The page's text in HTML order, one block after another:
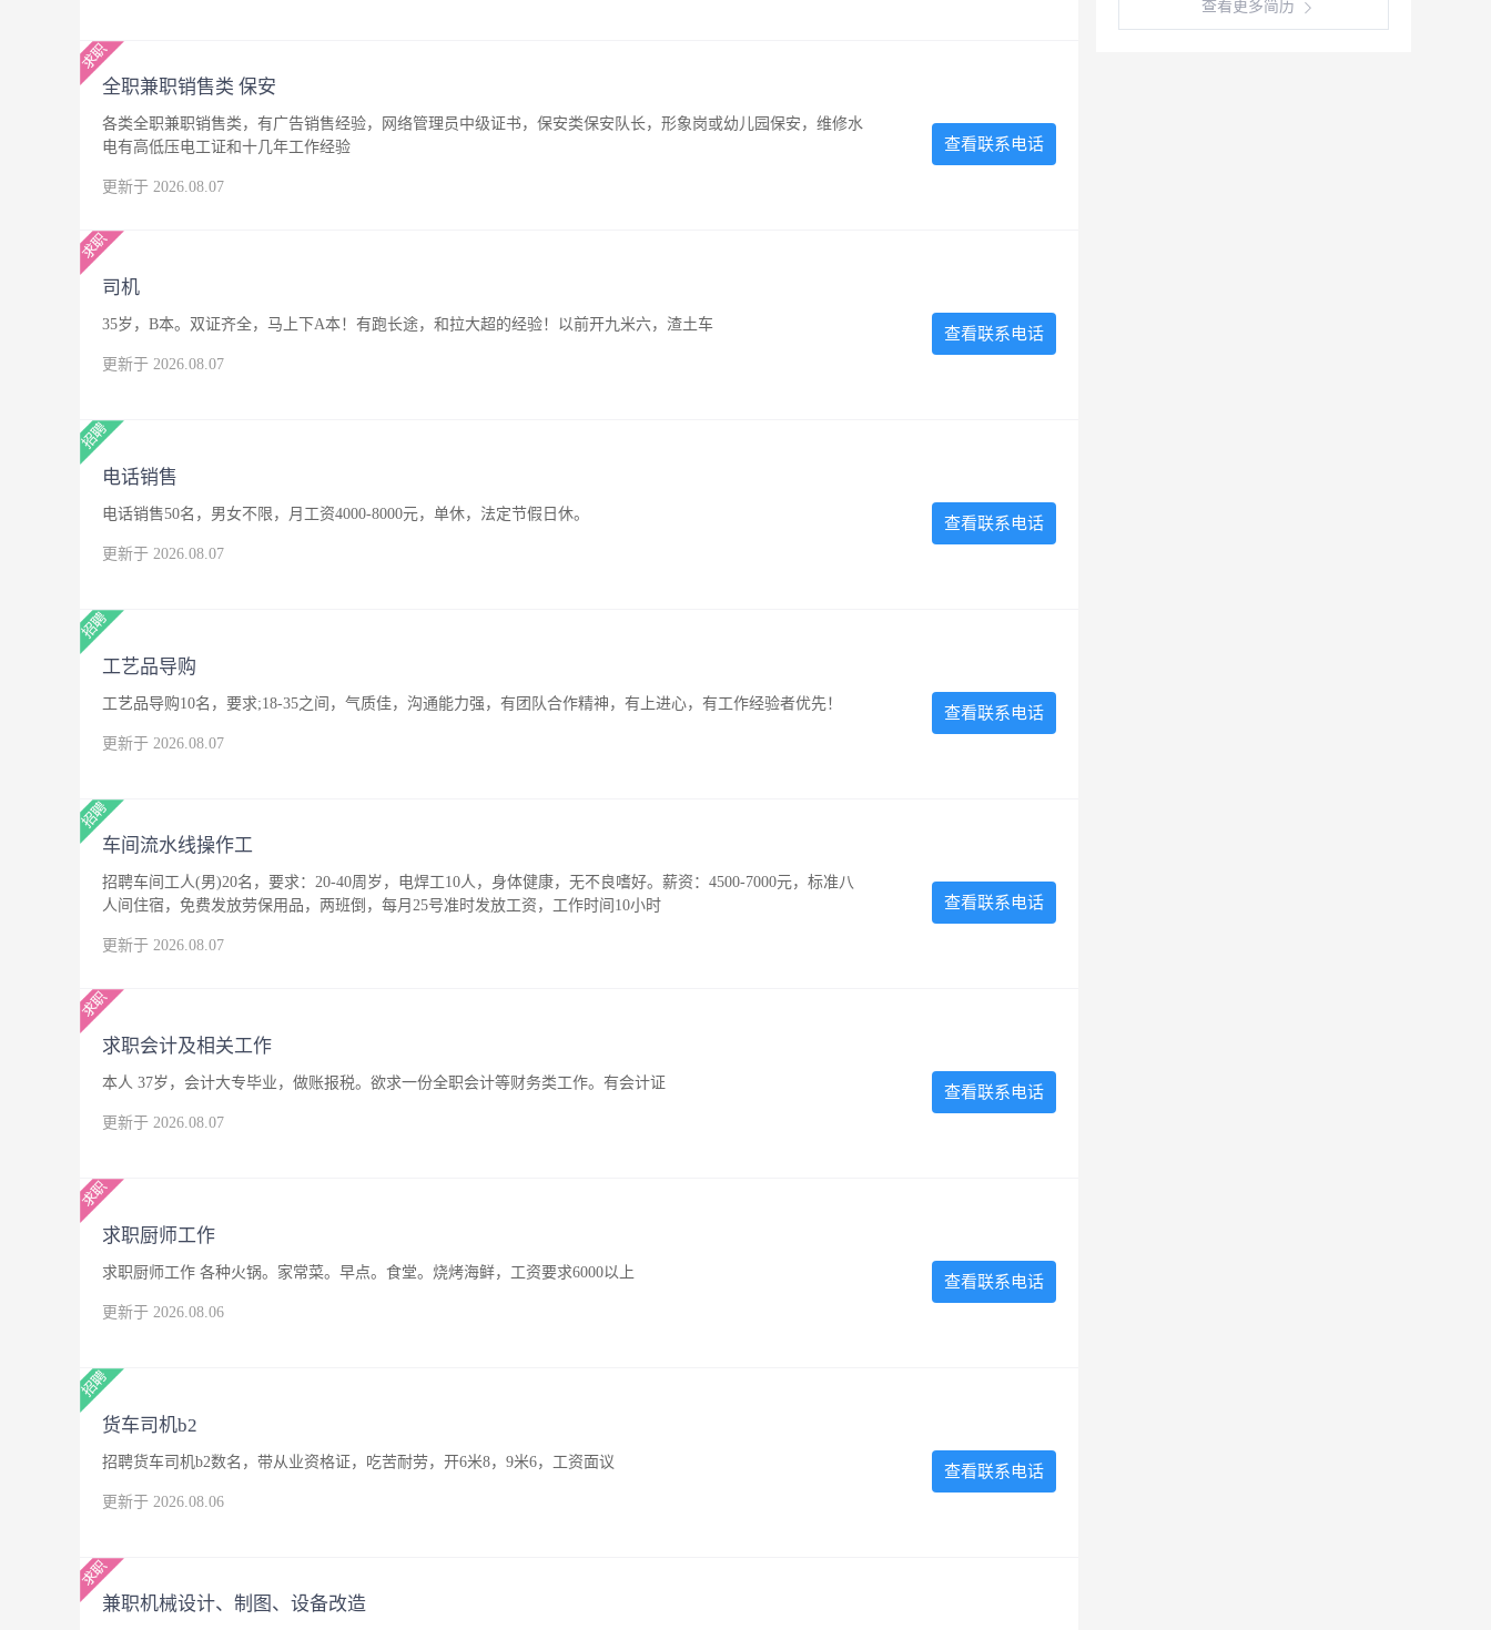
查看更多简历
全职兼职销售类 保安
各类全职兼职销售类，有广告销售经验，网络管理员中级证书，保安类保安队长，形象岗或幼儿园保安，维修水
电有高低压电工证和十几年工作经验
更新于 2026.08.07
查看联系电话
司机
35岁，B本。双证齐全，马上下A本！有跑长途，和拉大超的经验！以前开九米六，渣土车
更新于 2026.08.07
查看联系电话
电话销售
电话销售50名，男女不限，月工资4000-8000元，单休，法定节假日休。
更新于 2026.08.07
查看联系电话
工艺品导购
工艺品导购10名，要求;18-35之间，气质佳，沟通能力强，有团队合作精神，有上进心，有工作经验者优先！
更新于 2026.08.07
查看联系电话
车间流水线操作工
招聘车间工人(男)20名，要求：20-40周岁，电焊工10人，身体健康，无不良嗜好。薪资：4500-7000元，标准八
人间住宿，免费发放劳保用品，两班倒，每月25号准时发放工资，工作时间10小时
更新于 2026.08.07
查看联系电话
求职会计及相关工作
本人 37岁，会计大专毕业，做账报税。欲求一份全职会计等财务类工作。有会计证
更新于 2026.08.07
查看联系电话
求职厨师工作
求职厨师工作 各种火锅。家常菜。早点。食堂。烧烤海鲜，工资要求6000以上
更新于 2026.08.06
查看联系电话
货车司机b2
招聘货车司机b2数名，带从业资格证，吃苦耐劳，开6米8，9米6，工资面议
更新于 2026.08.06
查看联系电话
兼职机械设计、制图、设备改造